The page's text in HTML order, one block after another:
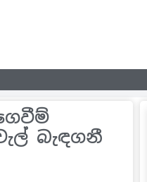
බැඳගනී